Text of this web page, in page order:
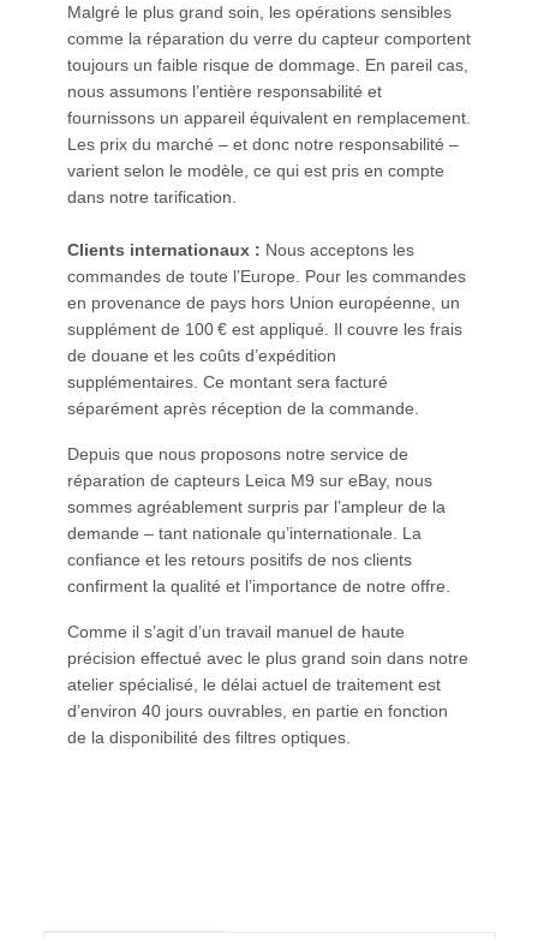
Malgré le plus grand soin, les opérations sensibles
comme la réparation du verre du capteur comportent
toujours un faible risque de dommage. En pareil cas,
nous assumons l’entière responsabilité et
fournissons un appareil équivalent en remplacement.
Les prix du marché – et donc notre responsabilité –
varient selon le modèle, ce qui est pris en compte
dans notre tarification.
Clients internationaux : Nous acceptons les
commandes de toute l’Europe. Pour les commandes
en provenance de pays hors Union européenne, un
supplément de 100 € est appliqué. Il couvre les frais
de douane et les coûts d’expédition
supplémentaires. Ce montant sera facturé
séparément après réception de la commande.
Depuis que nous proposons notre service de
réparation de capteurs Leica M9 sur eBay, nous
sommes agréablement surpris par l’ampleur de la
demande – tant nationale qu’internationale. La
confiance et les retours positifs de nos clients
confirment la qualité et l’importance de notre offre.
Comme il s’agit d’un travail manuel de haute
précision effectué avec le plus grand soin dans notre
atelier spécialisé, le délai actuel de traitement est
d’environ 40 jours ouvrables, en partie en fonction
de la disponibilité des filtres optiques.